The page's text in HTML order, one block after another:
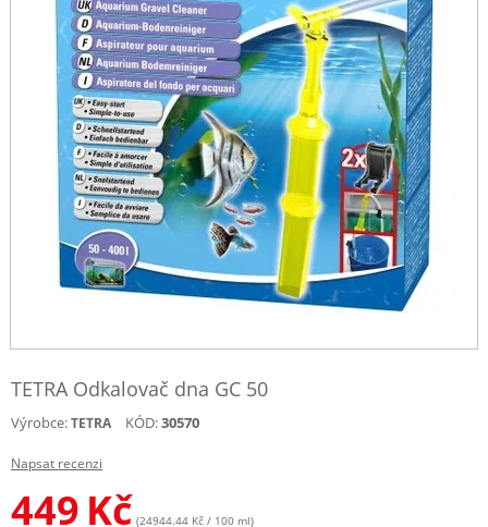
TETRA Odkalovač dna GC 50
Výrobce:TETRA KÓD:30570
Napsat recenzi
449 Kč (24944.44 Kč / 100 ml)